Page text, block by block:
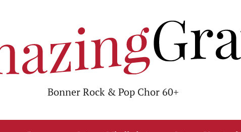
Bonner Rock & Pop Chor 60+